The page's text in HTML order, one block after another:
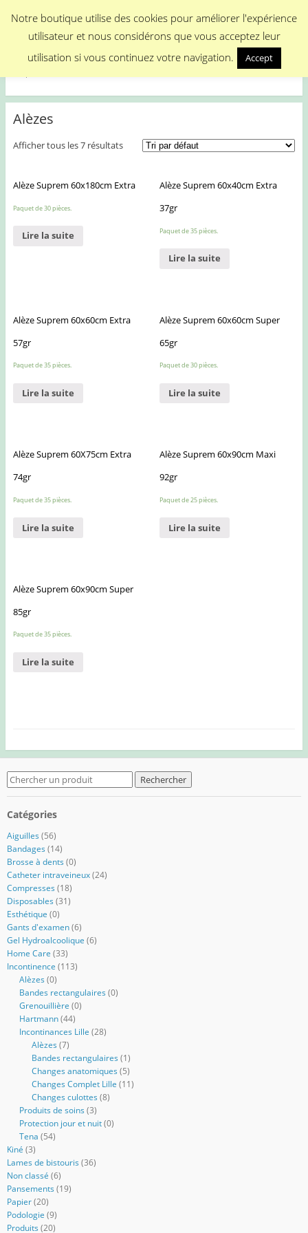
Menu
Medical Promotion
Alèzes
Afficher tous les 7 résultats
Alèze Suprem 60x180cm Extra
Paquet de 30 pièces.
Lire la suite
Alèze Suprem 60x40cm Extra
37gr
Paquet de 35 pièces.
Lire la suite
Alèze Suprem 60x60cm Extra
57gr
Paquet de 35 pièces.
Lire la suite
Alèze Suprem 60x60cm Super
65gr
Paquet de 30 pièces.
Lire la suite
Alèze Suprem 60X75cm Extra
74gr
Paquet de 35 pièces.
Lire la suite
Alèze Suprem 60x90cm Maxi
92gr
Paquet de 25 pièces.
Lire la suite
Alèze Suprem 60x90cm Super
85gr
Paquet de 35 pièces.
Lire la suite
Search
for:
Catégories
Aiguilles (56)
Bandages (14)
Brosse à dents (0)
Catheter intraveineux (24)
Compresses (18)
Disposables (31)
Esthétique (0)
Gants d'examen (6)
Gel Hydroalcoolique (6)
Home Care (33)
Incontinence (113)
Alèzes (0)
Bandes rectangulaires (0)
Grenouillière (0)
Hartmann (44)
Incontinances Lille (28)
Alèzes (7)
Bandes rectangulaires (1)
Changes anatomiques (5)
Changes Complet Lille (11)
Changes culottes (8)
Produits de soins (3)
Protection jour et nuit (0)
Tena (54)
Kiné (3)
Lames de bistouris (36)
Non classé (6)
Pansements (19)
Papier (20)
Podologie (9)
Produits (20)
Notre boutique utilise des cookies pour améliorer l'expérience
utilisateur et nous considérons que vous acceptez leur
utilisation si vous continuez votre navigation.
Accept